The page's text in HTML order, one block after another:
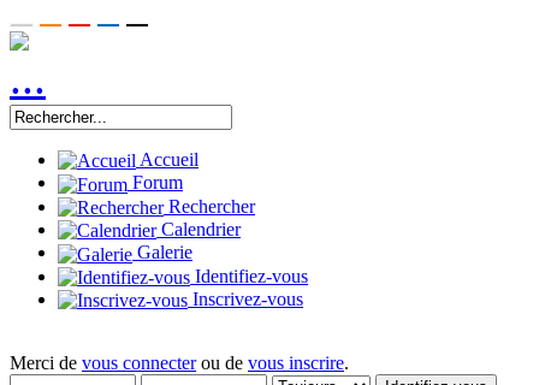
Accueil
Forum
Rechercher
Calendrier
Galerie
Identifiez-vous
Inscrivez-vous
Merci de vous connecterou de vous inscrire.